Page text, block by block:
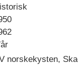
norskekysten,